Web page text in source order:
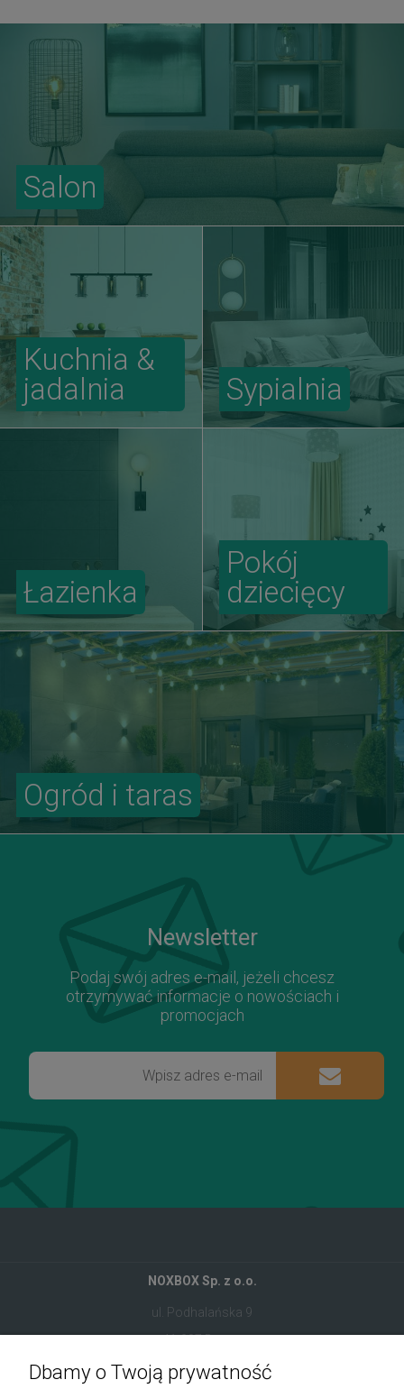
Salon
Kuchnia &
jadalnia
Sypialnia
Ogród i taras
Łazienka
Pokój
dziecięcy
Newsletter
Podaj swój adres e-mail, jeżeli chcesz
otrzymywać informacje o nowościach i
promocjach
NOXBOX Sp. z o.o.
ul. Podhalańska 9
41-907 Bytom
+48 534 555 344
Dbamy o Twoją prywatność